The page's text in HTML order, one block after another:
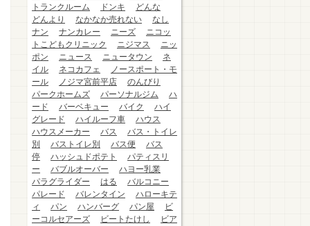
トランクルーム
ドンキ
どんな
どんより
なかなか売れない
なし
ナン
ナンカレー ニーズ
ニコッ
トこどもクリニック
ニジマス
ニッ
ポン
ニュース ニュータウン
ネ
イル
ネコカフェ
ノースポート・モ
ール
ノジマ宮前平店
のんびり
パークホームズ
パーソナルジム
ハ
ード
バーベキュー バイク
ハイ
グレード
ハイルーフ車
ハウス
ハウスメーカー
バス
バス・トイレ
別
バストイレ別 バス便
バス
停
ハッシュドポテト
パティスリ
ー
バブルオーバー
ハヨー乳業
パラグライダー
はる
バルコニー
パレード
バレンタイン
ハローキテ
ィ
パン ハンバーグ パン屋
ビ
ーコルセアーズ
ビートたけし
ビア